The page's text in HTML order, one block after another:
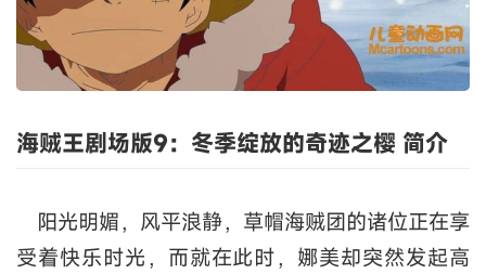
海贼王剧场版9：冬季绽放的奇迹之樱 简介
阳光明媚，风平浪静，草帽海贼团的诸位正在享
受着快乐时光，而就在此时，娜美却突然发起高